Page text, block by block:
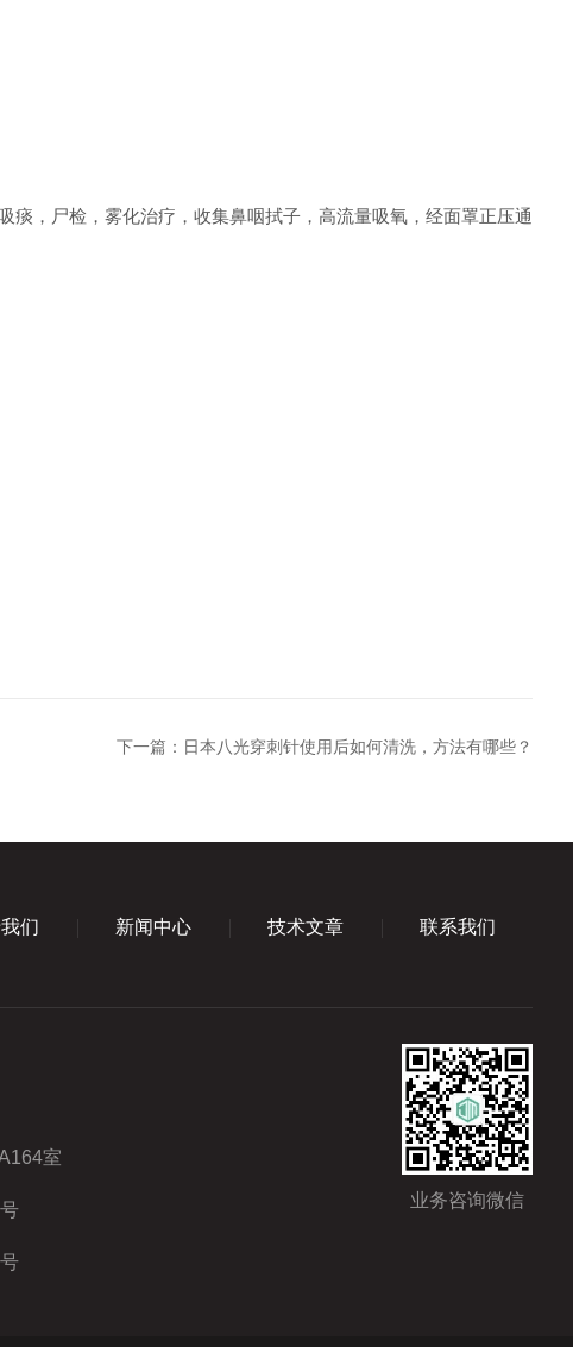
，尸检，雾化治疗，收集鼻咽拭子，高流量吸氧，经面罩正压通
下一篇： 日本八光穿刺针使用后如何清洗，方法有哪些？
们 新闻中心 技术文章 联系我们
室
业务咨询微信